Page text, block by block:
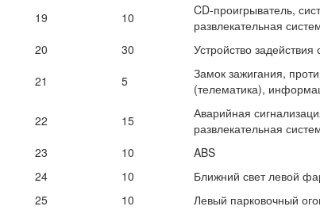
19
10
CD-проигрыватель,
развлекательная
20
30
Устройство задействия
21
5
Замок зажигания,
(телематика),
22
15
Аварийная
развлекательная
23
10
ABS
24
10
Ближний свет левой
25
10
Левый парковочный